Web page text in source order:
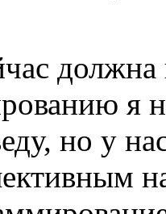
должна
я
но у